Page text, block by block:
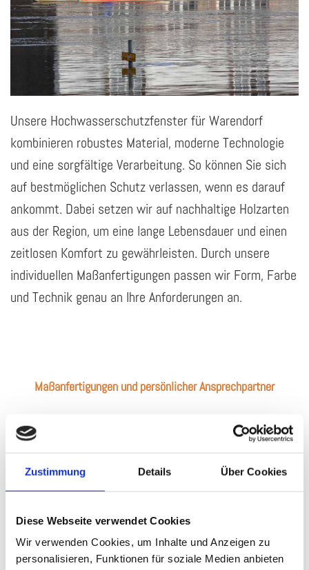
Zustimmung Details Über Cookies
Diese Webseite verwendet Cookies
Wir verwenden Cookies, um Inhalte und Anzeigen zu
personalisieren, Funktionen für soziale Medien anbieten
Unsere Hochwasserschutzfenster für Warendorf
kombinieren robustes Material, moderne Technologie
und eine sorgfältige Verarbeitung. So können Sie sich
auf bestmöglichen Schutz verlassen, wenn es darauf
ankommt. Dabei setzen wir auf nachhaltige Holzarten
aus der Region, um eine lange Lebensdauer und einen
zeitlosen Komfort zu gewährleisten. Durch unsere
individuellen Maßanfertigungen passen wir Form, Farbe
und Technik genau an Ihre Anforderungen an.
Maßanfertigungen und persönlicher Ansprechpartner
In der Tischlerei Goddemeier legen wir großen Wert auf
persönlichen Kundenkontakt. Unser engagiertes Team
steht Ihnen gerne mit Rat und Tat zur Seite, ganz
gleich, ob Sie ein neues Möbelstück planen oder Ihre
anschließend nach Ihren Wünschen um. Gerade beim